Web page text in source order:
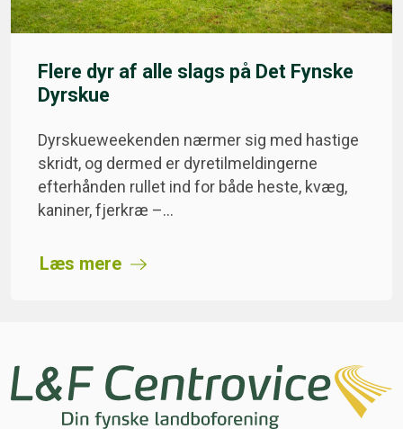
Flere dyr af alle slags på Det Fynske
Dyrskue
Dyrskueweekenden nærmer sig med hastige
skridt, og dermed er dyretilmeldingerne
efterhånden rullet ind for både heste, kvæg,
kaniner, fjerkræ –…
Læs mere